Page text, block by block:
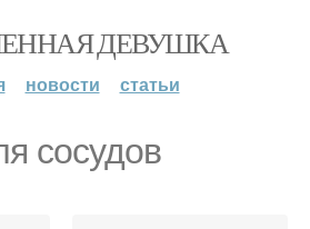
ДЕВУШКА
новости статьи
сосудов